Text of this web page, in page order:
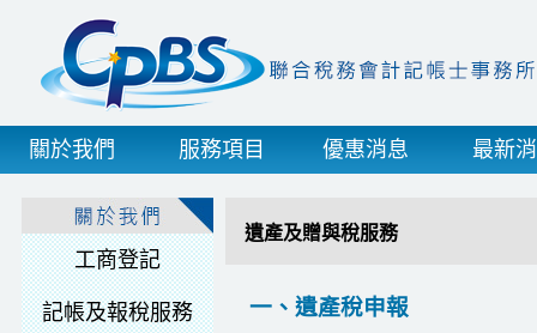
關於我們 服務項目 優惠消息 最新
工商登記
記帳及報稅服務
遺產及贈與稅服務
一、遺產稅申報